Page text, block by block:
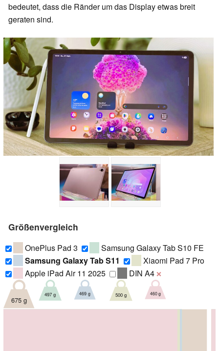
bedeutet, dass die Ränder um das Display etwas breit
geraten sind.
Größenvergleich
OnePlus Pad 3
Samsung Galaxy Tab S10 FE
Samsung Galaxy Tab S11
Xiaomi Pad 7 Pro
Apple iPad Air 11 2025
DIN A4 ❌
675 g
497 g 469 g 500 g 460 g